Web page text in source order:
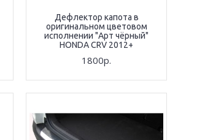
Дефлектор капота в
оригинальном цветовом
исполнении "Арт чёрный"
HONDA CRV 2012+
1800р.